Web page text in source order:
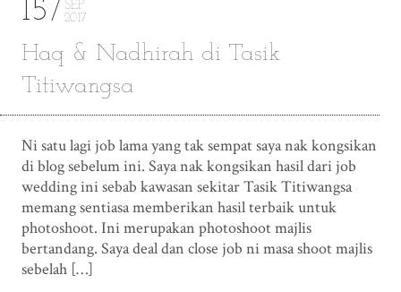
15
SEP
2017
Haq & Nadhirah di Tasik
Titiwangsa
Ni satu lagi job lama yang tak sempat saya nak kongsikan
di blog sebelum ini. Saya nak kongsikan hasil dari job
wedding ini sebab kawasan sekitar Tasik Titiwangsa
memang sentiasa memberikan hasil terbaik untuk
photoshoot. Ini merupakan photoshoot majlis
bertandang. Saya deal dan close job ni masa shoot majlis
sebelah […]